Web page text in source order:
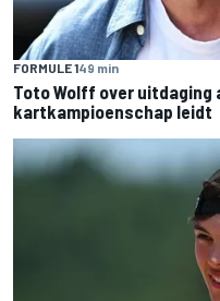
FORMULE 149 min
Toto Wolff over uitdaging
kartkampioenschap leidt